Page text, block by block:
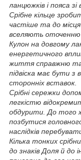
ланцюжків і пояса
Срібне кільце
частіше та до
вселяють
Кулон на довгому
енергетичного
життя справжню та
підвіска має бути з
сторонніх вставок.
Срібні сережки
легкістю
обдурити. До того
позбутися
наслідків
Кілька тонких
до знаків Доля й до